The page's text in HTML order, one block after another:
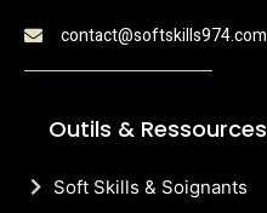
contact@softskills974.com
Outils & Ressources
Soft Skills & Soignants